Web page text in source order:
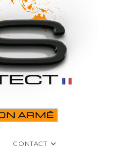
CONTACT